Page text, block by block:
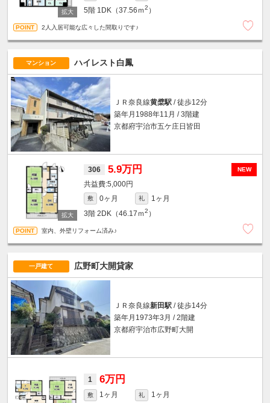
5階 1DK（37.56ｍ2 ）
2人入居可能な広々した間取りです♪
マンション ハイレスト白鳳
ＪＲ奈良線黄檗駅/ 徒歩12分
築年月1988年11月 / 3階建
京都府宇治市五ケ庄日皆田
NEW
306 5.9万円
5,000円
敷 0ヶ月 礼
1ヶ月
3階 2DK（46.17ｍ2 ）
室内、外壁リフォーム済み♪
一戸建て 広野町大開貸家
ＪＲ奈良線新田駅/ 徒歩14分
築年月1973年3月 / 2階建
京都府宇治市広野町大開
1 6万円
敷 1ヶ月 礼
1ヶ月